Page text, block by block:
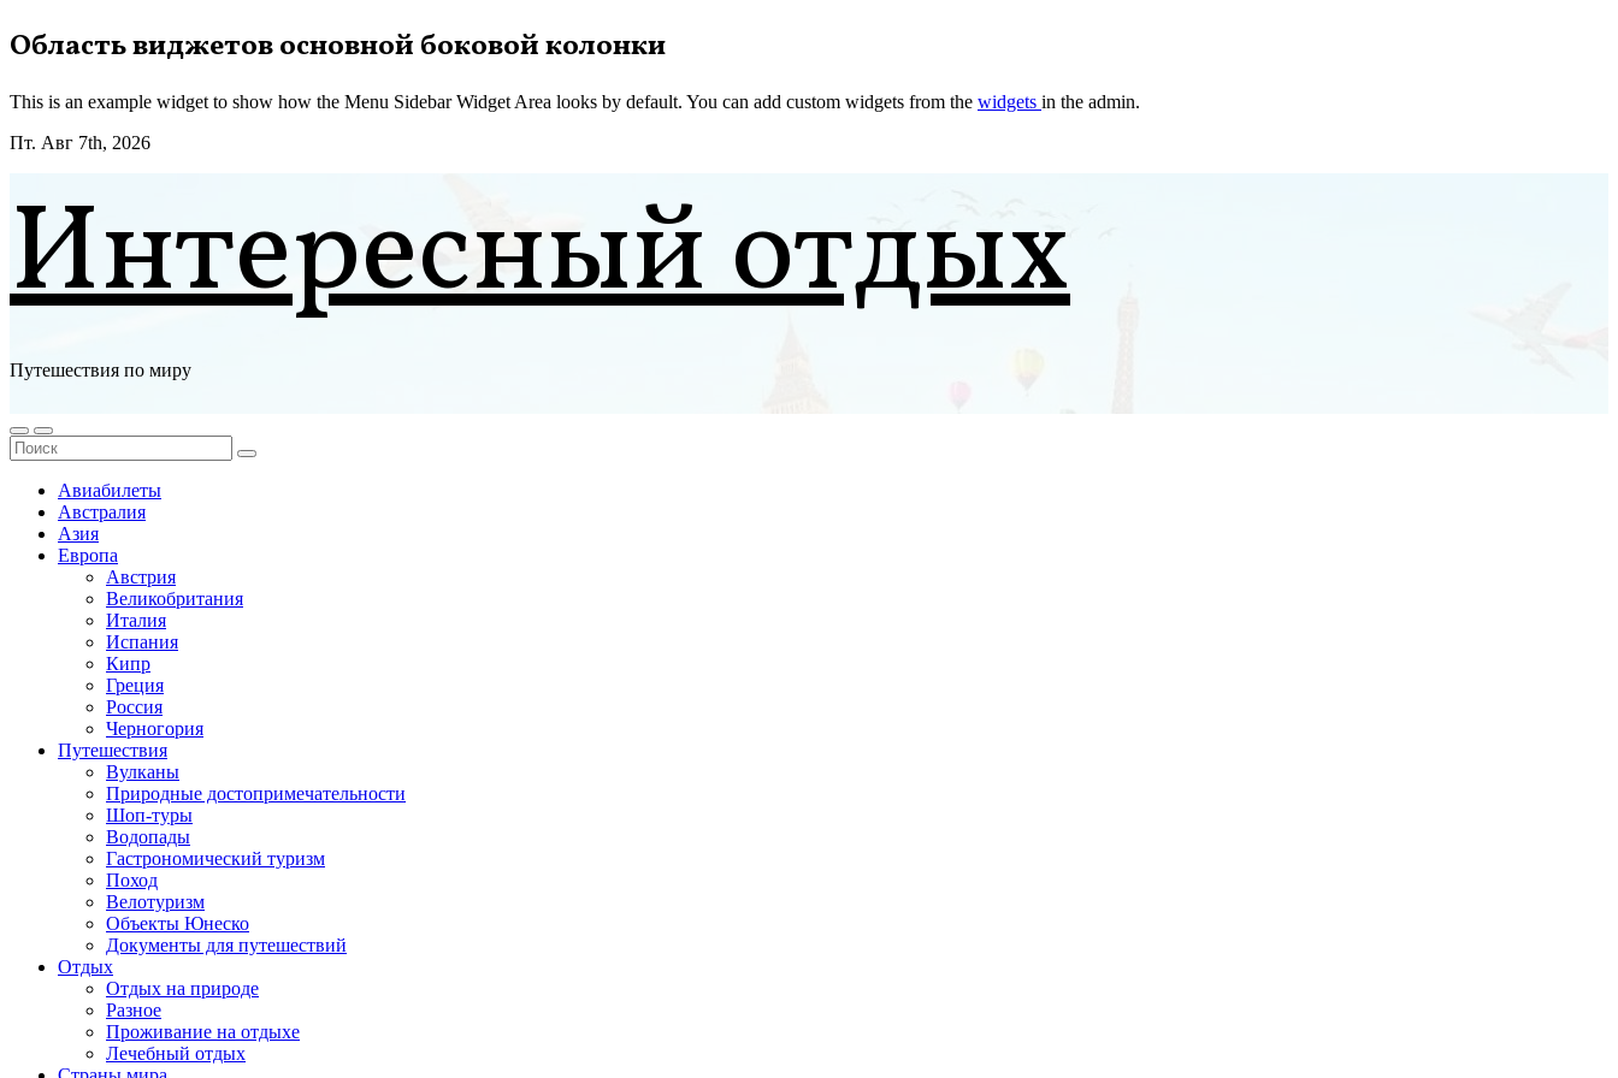
Перейти
к
Область виджетов основной боковой колонки
This is an example widget to show how the Menu Sidebar Widget Area looks by default. You can add custom widgets from the widgets in the admin.
Пт. Авг 7th, 2026
Интересный отдых
Путешествия по миру
Авиабилеты
Австралия
Азия
Европа
Австрия
Великобритания
Италия
Испания
Кипр
Греция
Россия
Черногория
Путешествия
Вулканы
Природные достопримечательности
Шоп-туры
Водопады
Гастрономический туризм
Поход
Велотуризм
Объекты Юнеско
Документы для путешествий
Отдых
Отдых на природе
Разное
Проживание на отдыхе
Лечебный отдых